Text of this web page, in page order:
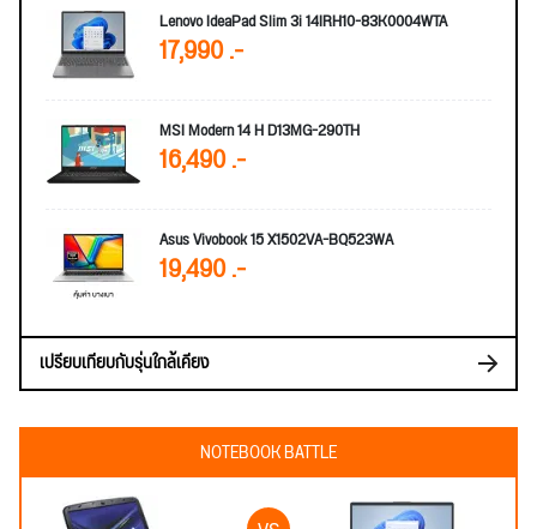
Lenovo IdeaPad Slim 3i 14IRH10-83K0004WTA
17,990 .-
MSI Modern 14 H D13MG-290TH
16,490 .-
Asus Vivobook 15 X1502VA-BQ523WA
19,490 .-
เปรียบเทียบกับรุ่นใกล้เคียง
NOTEBOOK BATTLE